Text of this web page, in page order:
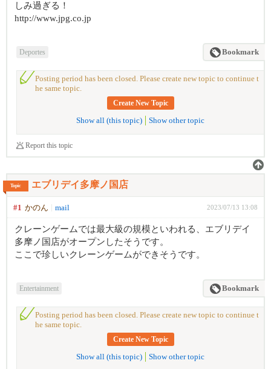
しみ過ぎる！
http://www.jpg.co.jp
Deportes Bookmark
Posting period has been closed. Please create new topic to continue t
he same topic.
Create New Topic
Show all (this topic) Show other topic
Report this topic
Topic エブリデイ多摩ノ国店
#1 かのん mail 2023/07/13 13:08
クレーンゲームでは最大級の規模といわれる、エブリデイ
多摩ノ国店がオープンしたそうです。
ここで珍しいクレーンゲームができそうです。
Entertainment Bookmark
Posting period has been closed. Please create new topic to continue t
he same topic.
Create New Topic
Show all (this topic) Show other topic